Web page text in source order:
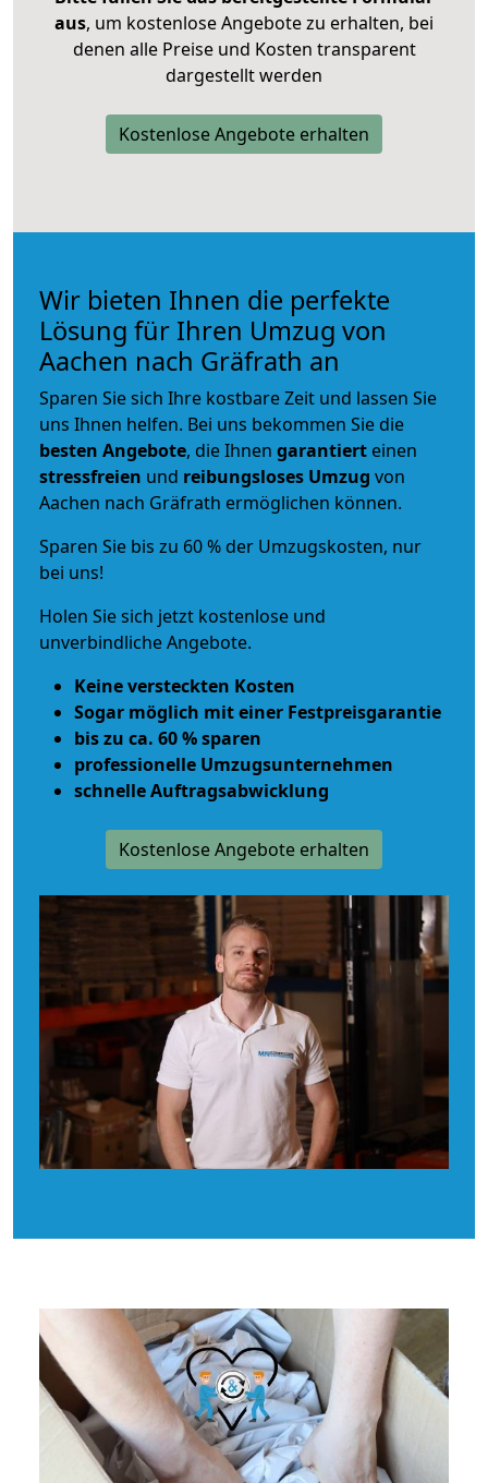
aus, um kostenlose Angebote zu erhalten, bei
denen alle Preise und Kosten transparent
dargestellt werden
Kostenlose Angebote erhalten
Wir bieten Ihnen die perfekte
Lösung für Ihren Umzug von
Aachen nach Gräfrath an
Sparen Sie sich Ihre kostbare Zeit und lassen Sie
uns Ihnen helfen. Bei uns bekommen Sie die
besten Angebote, die Ihnen garantiert einen
stressfreien und reibungsloses Umzug von
Aachen nach Gräfrath ermöglichen können.
Sparen Sie bis zu 60 % der Umzugskosten, nur
bei uns!
Holen Sie sich jetzt kostenlose und
unverbindliche Angebote.
Keine versteckten Kosten
Sogar möglich mit einer Festpreisgarantie
bis zu ca. 60 % sparen
professionelle Umzugsunternehmen
schnelle Auftragsabwicklung
Kostenlose Angebote erhalten